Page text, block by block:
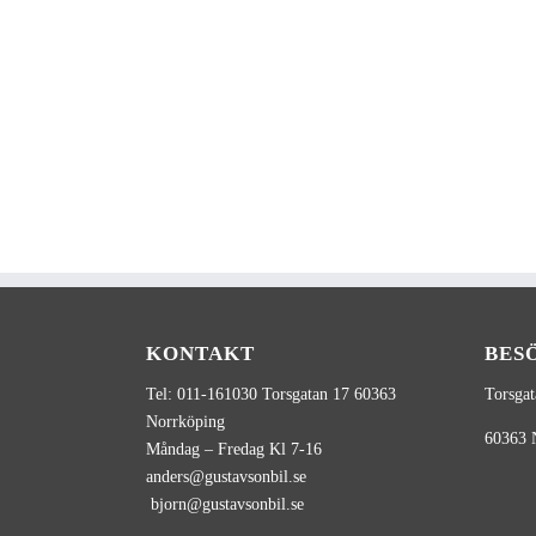
KONTAKT
Tel: 011-161030 Torsgatan 17 60363
Norrköping
Måndag – Fredag Kl 7-16
anders@gustavsonbil.se
bjorn@gustavsonbil.se
60363